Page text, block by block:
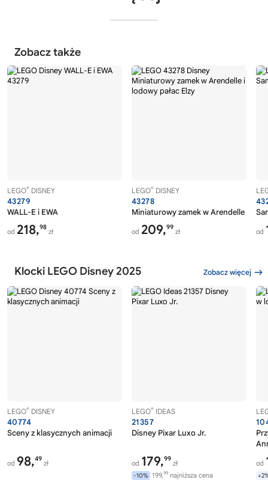
Zobacz także
LEGO® DISNEY
43279
WALL-E i EWA
od 218,98
zł
LEGO® DISNEY
43278
Miniaturowy zamek w Arendelle i
od 209,99
zł od
Klocki LEGO Disney 2025 Zobacz więcej
LEGO® DISNEY
40774
Sceny z klasycznych animacji
od 98,49
zł
LEGO® IDEAS
21357
Disney Pixar Luxo Jr.
od 179,99
zł
-10% 199,99 najniższa cena
od